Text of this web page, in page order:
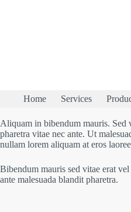
Home Services
Aliquam in bibendum mauris. Sed
pharetra vitae nec ante. Ut
nullam lorem aliquam at eros
Bibendum mauris sed vitae erat
ante malesuada blandit pharetra.